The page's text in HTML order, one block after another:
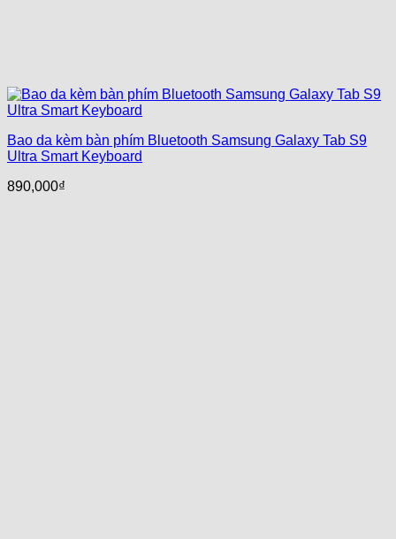
Bao da kèm bàn phím Bluetooth Samsung Galaxy Tab S9
Ultra Smart Keyboard
890,000₫